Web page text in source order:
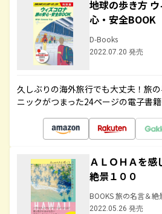
地球の歩き方
心・安全BOOK
D-Books
2022.07.20 発売
久しぶりの海外旅行でも大丈夫！旅
ニックがつまった24ページの電子書籍
ＡＬＯＨＡを感
絶景１００
BOOKS 旅の名言＆絶
2022.05.26 発売